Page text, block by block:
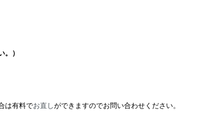
）
は有料でお直しができますのでお問い合わせください。